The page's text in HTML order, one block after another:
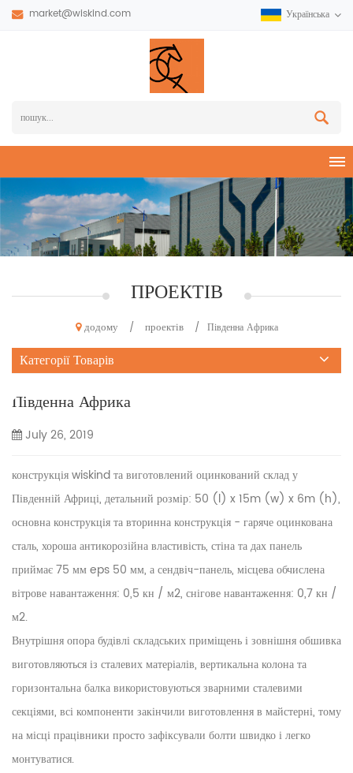
market@wiskind.com Українська
ПРОЕКТІВ
додому / проектів / Південна Африка
Категорії Товарів
Південна Африка
July 26, 2019
конструкція wiskind та виготовлений оцинкований склад у
Південній Африці, детальний розмір: 50 (l) x 15m (w) x 6m (h),
основна конструкція та вторинна конструкція - гаряче оцинкована
сталь, хороша антикорозійна властивість, стіна та дах панель
приймає 75 мм eps 50 мм, а сендвіч-панель, місцева обчислена
вітрове навантаження: 0,5 кн / м2, снігове навантаження: 0,7 кн /
м2.
Внутрішня опора будівлі складських приміщень і зовнішня обшивка
виготовляються із сталевих матеріалів, вертикальна колона та
горизонтальна балка використовуються зварними сталевими
секціями, всі компоненти закінчили виготовлення в майстерні, тому
на місці працівники просто зафіксували болти швидко і легко
монтуватися.